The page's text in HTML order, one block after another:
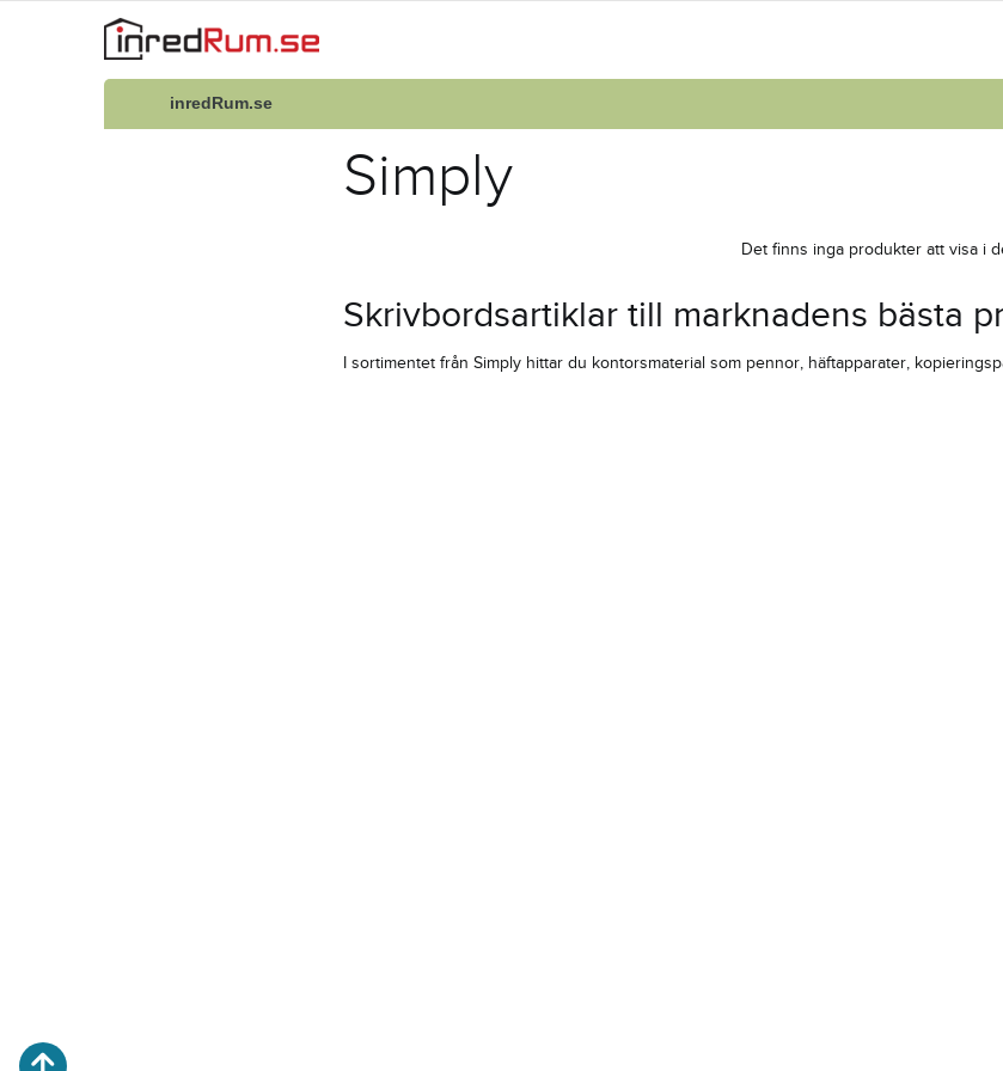
inredRum.se
Simply
Det finns inga produkter att visa i
Skrivbordsartiklar till marknadens bästa
I sortimentet från Simply hittar du kontorsmaterial som pennor, häftapparater,